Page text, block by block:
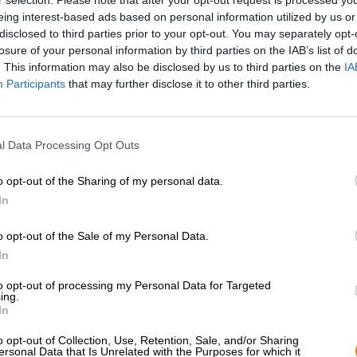
interest-based ads based on personal information utilized by us
to third parties prior to your opt-out. You may separately
of your personal information by third parties on the IAB’s list of
This information may also be disclosed by us to third parties on the
Participants that may further disclose it to other third parties.
Data Processing Opt Outs
opt-out of the Sharing of my personal data.
opt-out of the Sale of my Personal Data.
opt-out of processing my Personal Data for Targeted
opt-out of Collection, Use, Retention, Sale, and/or Sharing
Data that Is Unrelated with the Purposes for which it
* I prezzi sono comprensivi di IVA. Più Navigazione più
* I prezzi sono comprensivi di accisa
Descrizione Informazioni Recensioni(3)
Decadence di Emelisse è una birra scura scura con
sapori ricchi e cremosi. La birra è una delizia per i
aromatiche.
Con la loro Stout Decadence i birrai del birrificio
stessi. La birra si presenta nel bicchiere in un profondo
meravigliosamente cremosa, color nocciola.
pecan tostate in padella emergono dalla schiuma a
sorso. Questo rivela l'aroma pieno della bomba
sulla lingua. Una dolcezza meravigliosa accarezza il
punti giusti senza togliergli il potere seduttivo. C'è un
conferisce alla birra una freschezza leggera.
dal corpo voluminoso.